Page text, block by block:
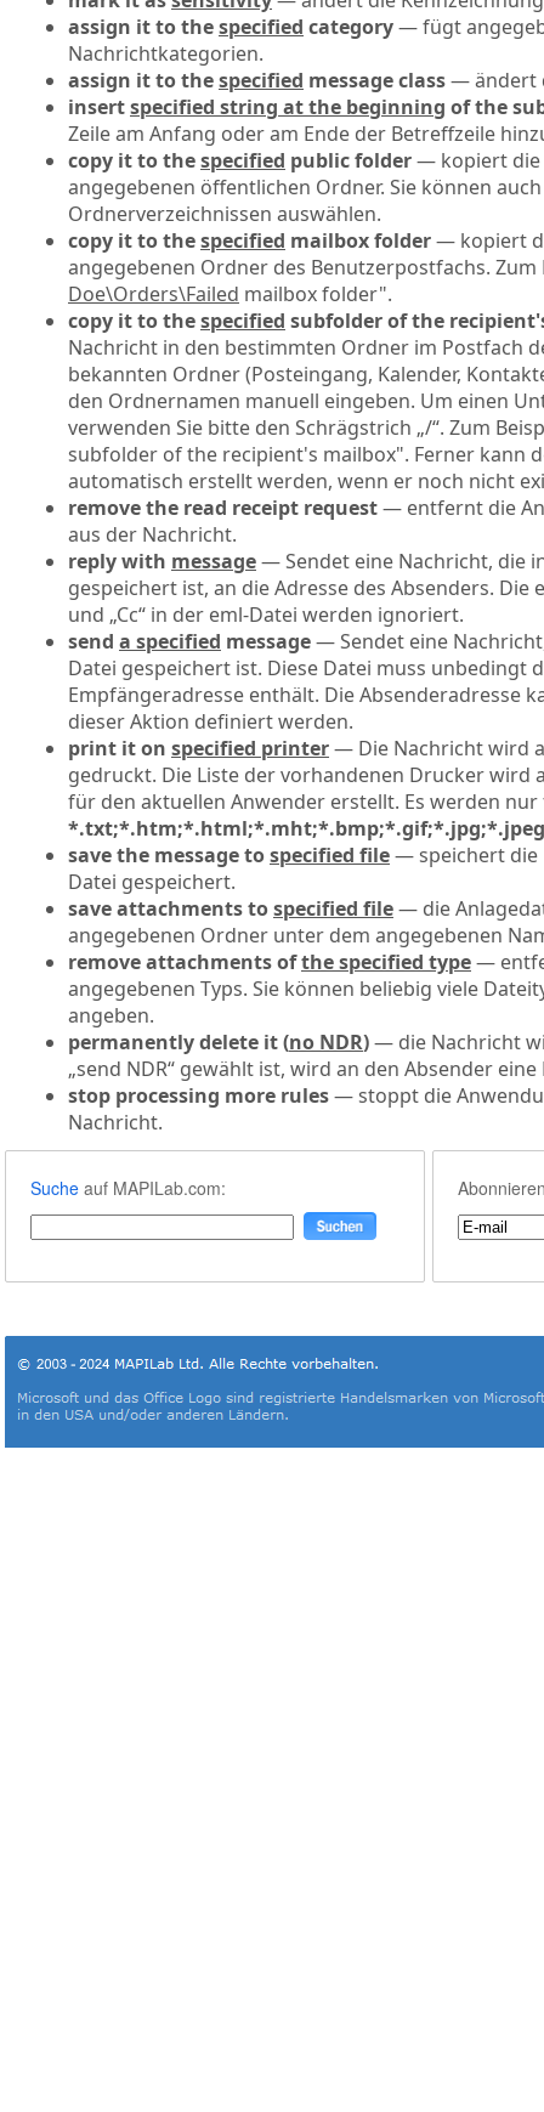
assign it to thespecified category— fügt
Nachrichtkategorien.
assign it to thespecified message class— ändert
insertspecified string at the beginning of the
Zeile am Anfang oder am Ende der Betreffzeile
copy it to thespecified public folder— kopiert die
angegebenen öffentlichen Ordner. Sie können
Ordnerverzeichnissen auswählen.
copy it to thespecified mailbox folder— kopiert
angegebenen Ordner des Benutzerpostfachs.
Doe\Orders\Failed mailbox folder".
copy it to thespecified subfolder of the
Nachricht in den bestimmten Ordner im Postfach
bekannten Ordner (Posteingang, Kalender,
den Ordnernamen manuell eingeben. Um einen
verwenden Sie bitte den Schrägstrich „/“. Zum
subfolder of the recipient's mailbox". Ferner kann
automatisch erstellt werden, wenn er noch nicht
remove the read receipt request— entfernt die
aus der Nachricht.
reply with message— Sendet eine Nachricht, die
gespeichert ist, an die Adresse des Absenders. Die
und „Cc“ in der eml-Datei werden ignoriert.
send a specified message— Sendet eine
Datei gespeichert ist. Diese Datei muss unbedingt
Empfängeradresse enthält. Die Absenderadresse
dieser Aktion definiert werden.
print it on specified printer— Die Nachricht wird
gedruckt. Die Liste der vorhandenen Drucker wird
für den aktuellen Anwender erstellt. Es werden
save the message tospecified file— speichert die
Datei gespeichert.
save attachments tospecified file— die
angegebenen Ordner unter dem angegebenen
remove attachments ofthe specified type—
angegebenen Typs. Sie können beliebig viele
angeben.
permanently delete it (no NDR)— die Nachricht
„send NDR“ gewählt ist, wird an den Absender
stop processing more rules— stoppt die
Nachricht.
Suche auf MAPILab.com: